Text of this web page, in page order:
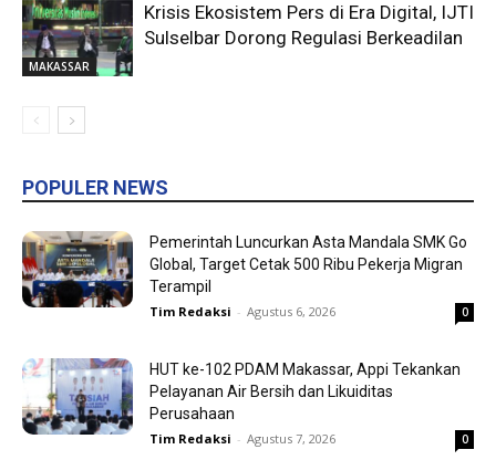
MAKASSAR
Krisis Ekosistem Pers di Era Digital, IJTI
Sulselbar Dorong Regulasi Berkeadilan
POPULER NEWS
Pemerintah Luncurkan Asta Mandala SMK Go
Global, Target Cetak 500 Ribu Pekerja Migran
Terampil
Tim Redaksi - Agustus 6, 2026 0
HUT ke-102 PDAM Makassar, Appi Tekankan
Pelayanan Air Bersih dan Likuiditas
Perusahaan
Tim Redaksi - Agustus 7, 2026 0